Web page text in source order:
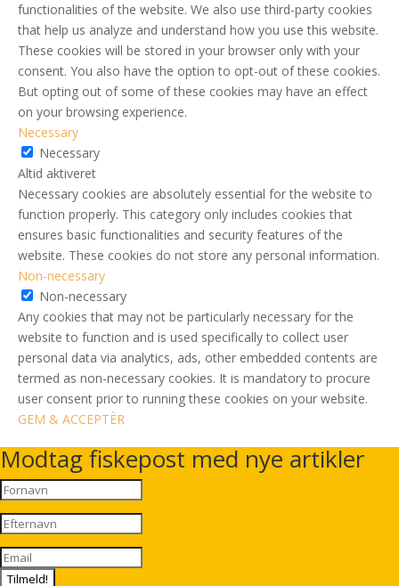
functionalities of the website. We also use third-party cookies
that help us analyze and understand how you use this website.
These cookies will be stored in your browser only with your
consent. You also have the option to opt-out of these cookies.
But opting out of some of these cookies may have an effect
on your browsing experience.
Necessary
Necessary
Altid aktiveret
Necessary cookies are absolutely essential for the website to
function properly. This category only includes cookies that
ensures basic functionalities and security features of the
website. These cookies do not store any personal information.
Non-necessary
Non-necessary
Any cookies that may not be particularly necessary for the
website to function and is used specifically to collect user
personal data via analytics, ads, other embedded contents are
termed as non-necessary cookies. It is mandatory to procure
user consent prior to running these cookies on your website.
GEM & ACCEPTÈR
Modtag fiskepost med nye artikler
Tilmeld!